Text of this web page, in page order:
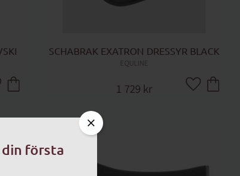
till i favoriter
SCHABRAK EXATRON DRESSYR BLACK
EQULINE
1 729 kr Lägg till i
första